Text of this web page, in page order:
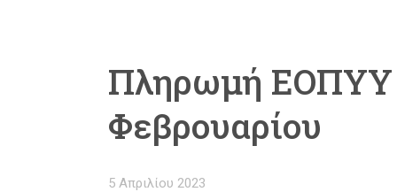
Πληρωμή ΕΟΠΥΥ
Φεβρουαρίου
5 Απριλίου 2023